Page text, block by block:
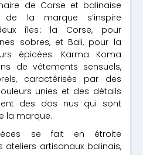
de Corse et balinaise
de la marque s’inspire
îles : la Corse, pour
sobres, et Bali, pour la
épicées. Karma Koma
de vêtements sensuels,
caractérisés par des
unies et des détails
des dos nus qui sont
la marque.
se fait en étroite
artisanaux balinais,